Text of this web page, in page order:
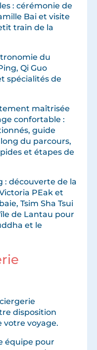
: cérémonie de
Bai et visite
train de la
du
Qi Guo
spécialités de
maîtrisée
confortable :
guide
du parcours,
et étapes de
: découverte de la
PEak et
Tsim Sha Tsui
de Lantau pour
et le
disposition
voyage.
équipe pour